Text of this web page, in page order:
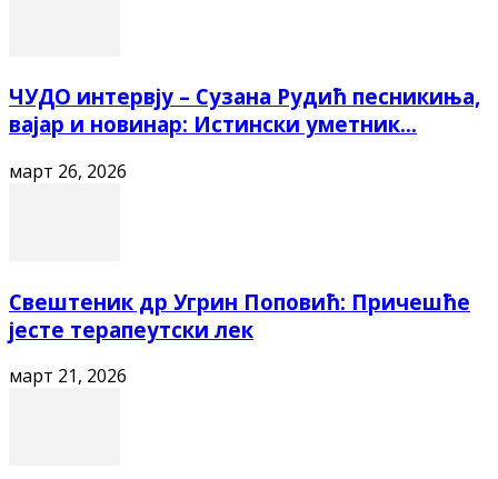
ЧУДО интервју – Сузана Рудић песникиња,
вајар и новинар: Истински уметник...
март 26, 2026
Свештеник др Угрин Поповић: Причешће
јесте терапеутски лек
март 21, 2026